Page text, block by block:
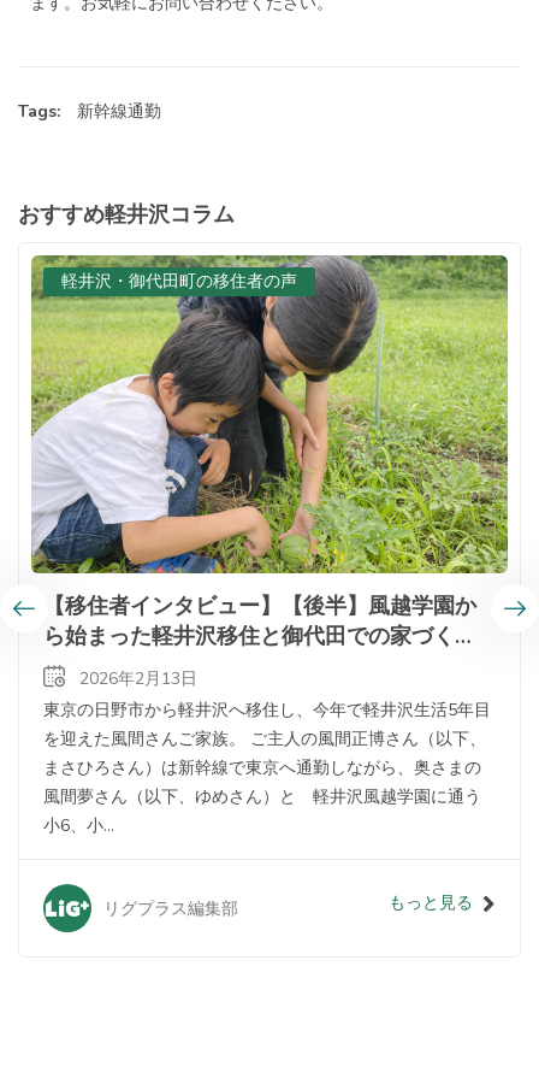
Tags: 新幹線通勤
おすすめ軽井沢コラム
軽井沢・御代田町の移住者の声
【移住者インタビュー】【後半】風越学園か
ら始まった軽井沢移住と御代田での家づく
り。自然の中での暮らしが家族を変えた
2026年2月13日
東京の日野市から軽井沢へ移住し、今年で軽井沢生活5年目
を迎えた風間さんご家族。 ご主人の風間正博さん（以下、
まさひろさん）は新幹線で東京へ通勤しながら、奥さまの
風間夢さん（以下、ゆめさん）と 軽井沢風越学園に通う
小6、小...
リグプラス編集部 もっと見る